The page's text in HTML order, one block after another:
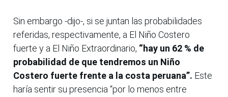
Sin embargo -dijo-, si se juntan las probabilidades
referidas, respectivamente, a El Niño Costero
fuerte y a El Niño Extraordinario, “hay un 62 % de
probabilidad de que tendremos un Niño
Costero fuerte frente a la costa peruana”. Este
haría sentir su presencia “por lo menos entre